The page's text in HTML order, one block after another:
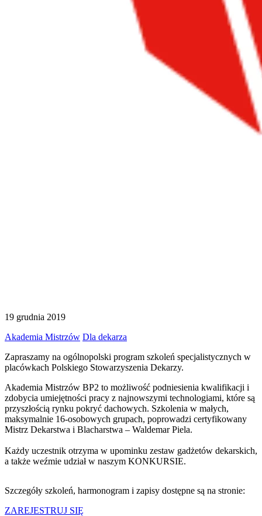
19 grudnia 2019
Akademia Mistrzów Dla dekarza
Zapraszamy na ogólnopolski program szkoleń specjalistycznych w
placówkach Polskiego Stowarzyszenia Dekarzy.
Akademia Mistrzów BP2 to możliwość podniesienia kwalifikacji i
zdobycia umiejętności pracy z najnowszymi technologiami, które są
przyszłością rynku pokryć dachowych. Szkolenia w małych,
maksymalnie 16-osobowych grupach, poprowadzi certyfikowany
Mistrz Dekarstwa i Blacharstwa – Waldemar Piela.
Każdy uczestnik otrzyma w upominku zestaw gadżetów dekarskich,
a także weźmie udział w naszym KONKURSIE.
Szczegóły szkoleń, harmonogram i zapisy dostępne są na stronie:
ZAREJESTRUJ SIĘ